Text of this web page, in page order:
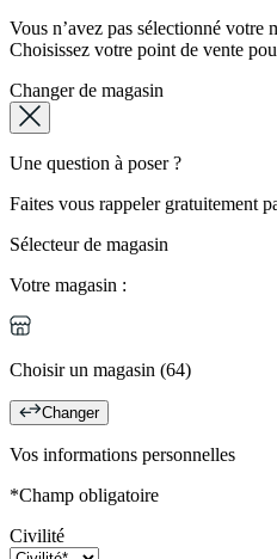
Vous n’avez pas sélectionné
Choisissez votre point de vente
Changer de magasin
Une question à poser ?
Faites vous rappeler gratuitement
Sélecteur de magasin
Votre magasin :
Choisir un magasin (64)
Changer
Vos informations personnelles
*Champ obligatoire
Civilité